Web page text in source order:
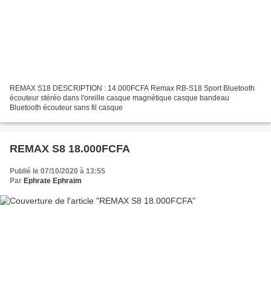
REMAX S18 DESCRIPTION : 14.000FCFA Remax RB-S18 Sport Bluetooth
écouteur stéréo dans l'oreille casque magnétique casque bandeau
Bluetooth écouteur sans fil casque
REMAX S8 18.000FCFA
Publié le 07/10/2020 à 13:55
Par Ephrate Ephraim